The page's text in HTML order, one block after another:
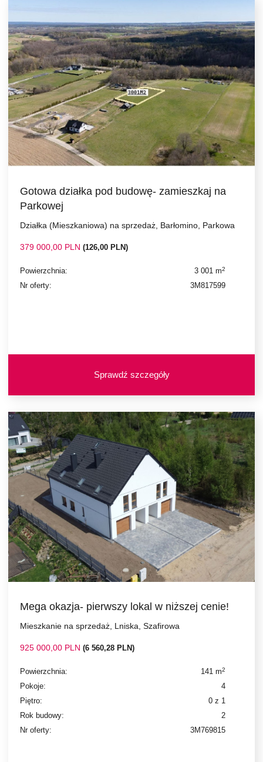
Gotowa działka pod budowę- zamieszkaj na
Parkowej
Działka (Mieszkaniowa) na sprzedaż, Barłomino, Parkowa
379 000,00 PLN (126,00 PLN)
Powierzchnia: 3 001 m2
Nr oferty: 3M817599
Sprawdź szczegóły
Mega okazja- pierwszy lokal w niższej cenie!
Mieszkanie na sprzedaż, Lniska, Szafirowa
925 000,00 PLN (6 560,28 PLN)
Powierzchnia: 141 m2
Pokoje:
4
Piętro:
0 z 1
Rok budowy:
2
Nr oferty:
3M769815